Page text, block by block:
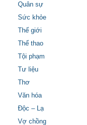
Quân sự
Sức khỏe
Thế giới
Thể thao
Tội phạm
Tư liệu
Thơ
Văn hóa
Độc – Lạ
Vợ chồng